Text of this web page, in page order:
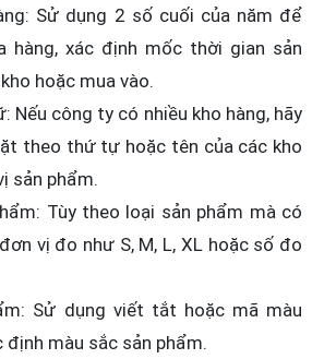
Sử dụng 2 số cuối của năm để
hàng, xác định mốc thời gian sản
hoặc mua vào.
Nếu công ty có nhiều kho hàng, hãy
theo thứ tự hoặc tên của các kho
sản phẩm.
Tùy theo loại sản phẩm mà có
vị đo như S, M, L, XL hoặc số đo
Sử dụng viết tắt hoặc mã màu
màu sắc sản phẩm.